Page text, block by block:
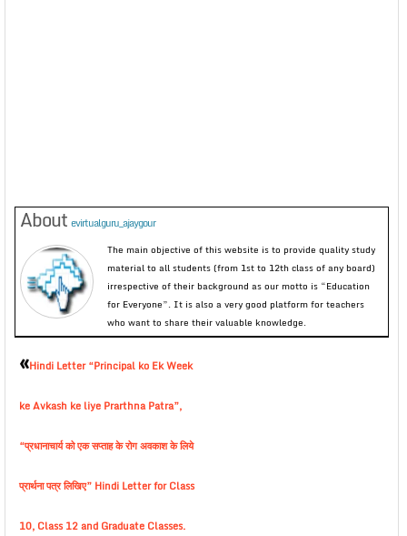
About evirtualguru_ajaygour
The main objective of this website is to provide quality study
material to all students (from 1st to 12th class of any board)
irrespective of their background as our motto is “Education
for Everyone”. It is also a very good platform for teachers
who want to share their valuable knowledge.
«Hindi Letter “Principal ko Ek Week
ke Avkash ke liye Prarthna Patra”,
“प्रधानाचार्य को एक सप्ताह के रोग अवकाश के लिये
प्रार्थना पत्र लिखिए” Hindi Letter for Class
10, Class 12 and Graduate Classes.